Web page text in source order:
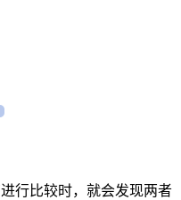
行比较时，就会发现两者